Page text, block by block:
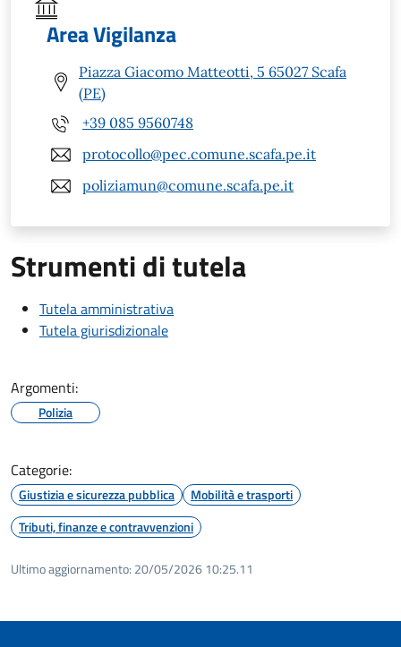
Area Vigilanza
Piazza Giacomo Matteotti, 5 65027 Scafa
(PE)
+39 085 9560748
protocollo@pec.comune.scafa.pe.it
poliziamun@comune.scafa.pe.it
Strumenti di tutela
Tutela amministrativa
Tutela giurisdizionale
Argomenti:
Polizia
Categorie:
Giustizia e sicurezza pubblica
Mobilità e trasporti
Tributi, finanze e contravvenzioni
Ultimo aggiornamento: 20/05/2026 10:25.11